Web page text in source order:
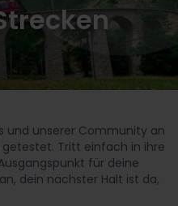
und unserer Community an
getestet. Tritt einfach in ihre
für deine
dein nächster Halt ist da,